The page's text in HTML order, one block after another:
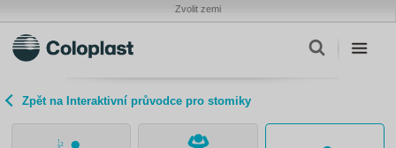
Zvolit zemi
Zpět na Interaktivní průvodce pro stomiky